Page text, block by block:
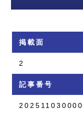
掲載面
2
記事番号